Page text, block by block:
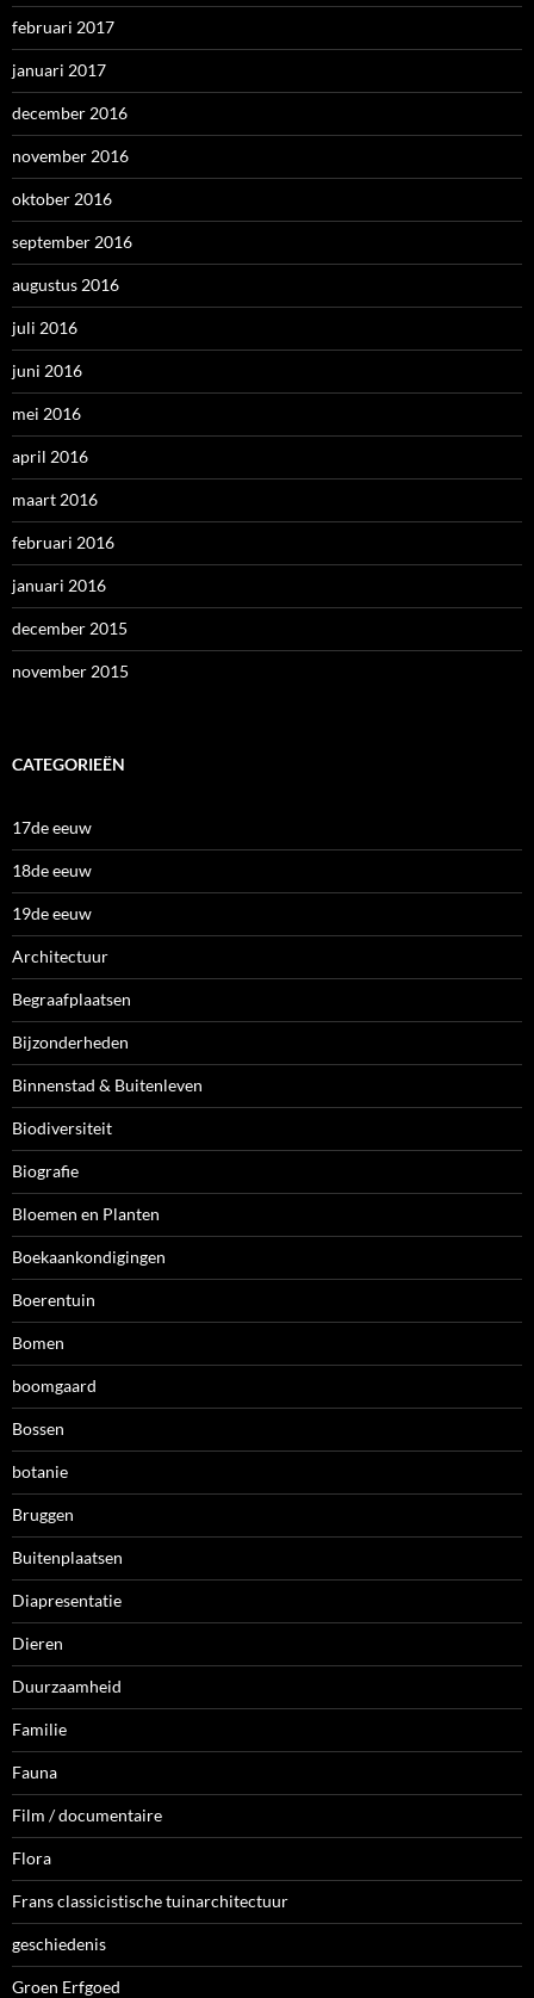
februari 2017
januari 2017
december 2016
november 2016
oktober 2016
september 2016
augustus 2016
juli 2016
juni 2016
mei 2016
april 2016
maart 2016
februari 2016
januari 2016
december 2015
november 2015
CATEGORIEËN
17de eeuw
18de eeuw
19de eeuw
Architectuur
Begraafplaatsen
Bijzonderheden
Binnenstad & Buitenleven
Biodiversiteit
Biografie
Bloemen en Planten
Boekaankondigingen
Boerentuin
Bomen
boomgaard
Bossen
botanie
Bruggen
Buitenplaatsen
Diapresentatie
Dieren
Duurzaamheid
Familie
Fauna
Film / documentaire
Flora
Frans classicistische tuinarchitectuur
geschiedenis
Groen Erfgoed